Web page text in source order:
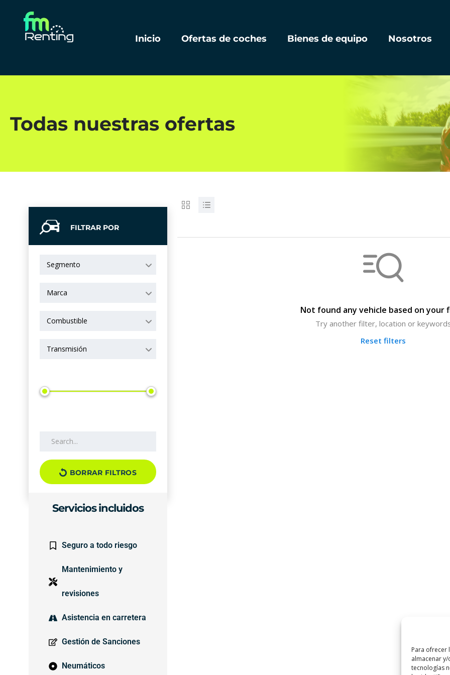
Para ofrecer
almacenar
tecnologías
Inicio Ofertas de coches Bienes de equipo Nosotros
Todas nuestras ofertas
FILTRAR POR
Segmento
Marca
Combustible
Transmisión
BORRAR FILTROS
Servicios incluidos
Seguro a todo riesgo
Mantenimiento y
revisiones
Asistencia en carretera
Gestión de Sanciones
Neumáticos
Not found any vehicle based on your
Try another filter, location or
Reset filters